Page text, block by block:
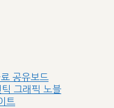
공유보드
그래픽 노블
트